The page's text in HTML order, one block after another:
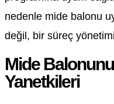
nedenle mide balonu
değil, bir süreç
Mide
Yanetkileri